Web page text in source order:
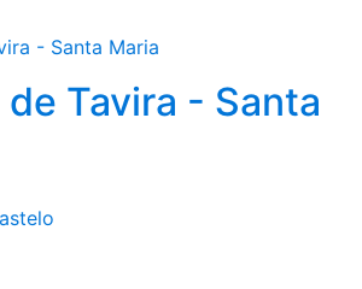
de Tavira - Santa